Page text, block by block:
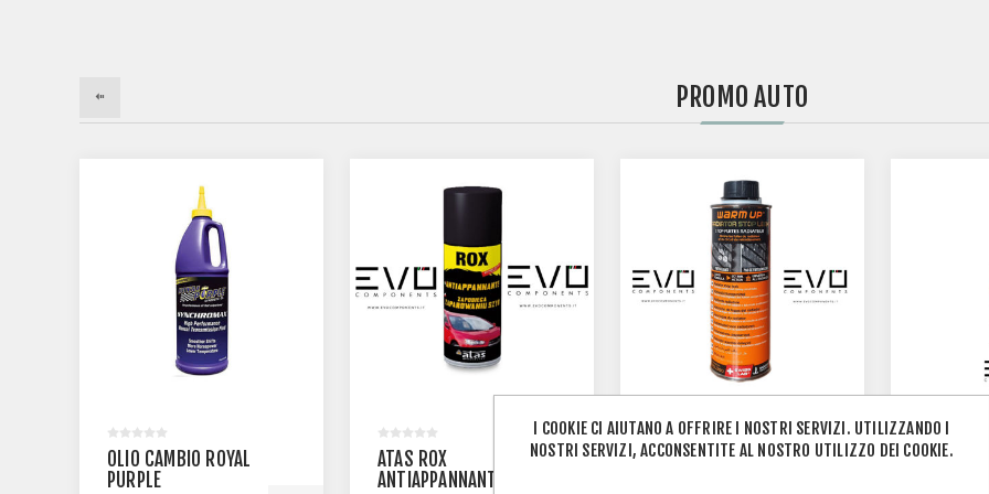
PROMO AUTO
WARM UP RADIATOR
STOP LEAK ANTI
ATAS RINPEL
DETERGENTE
WARM UP MOTOR
OLIO
PURPLE
I COOKIE CI AIUTANO A OFFRIRE I NOSTRI SERVIZI. UTILIZZANDO I
NOSTRI SERVIZI, ACCONSENTITE AL NOSTRO UTILIZZO DEI COOKIE.